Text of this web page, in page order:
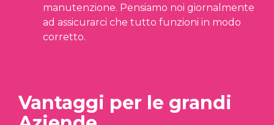
manutenzione. Pensiamo noi giornalmente
ad assicurarci che tutto funzioni in modo
corretto.
Vantaggi per le grandi